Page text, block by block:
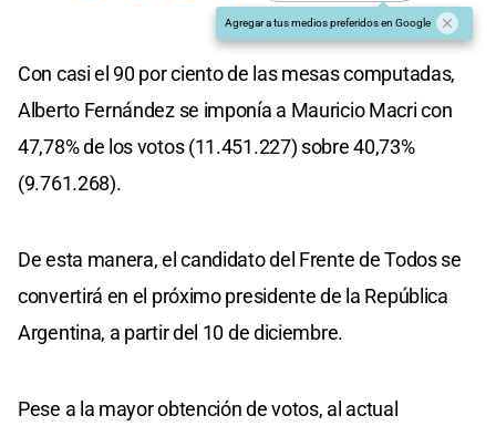
Agregar a tus medios preferidos en Google
Con casi el 90 por ciento de las mesas computadas,
Alberto Fernández se imponía a Mauricio Macri con
47,78% de los votos (11.451.227) sobre 40,73%
(9.761.268).
De esta manera, el candidato del Frente de Todos se
convertirá en el próximo presidente de la República
Argentina, a partir del 10 de diciembre.
Pese a la mayor obtención de votos, al actual